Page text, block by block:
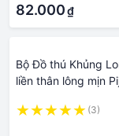
82.000₫
Bộ Đồ thú Khủng
liền thân lông mịn
Em kiểu dáng Động
(3)